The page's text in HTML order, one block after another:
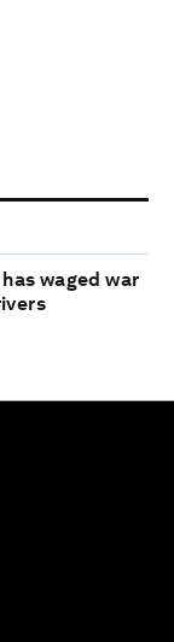
waged war